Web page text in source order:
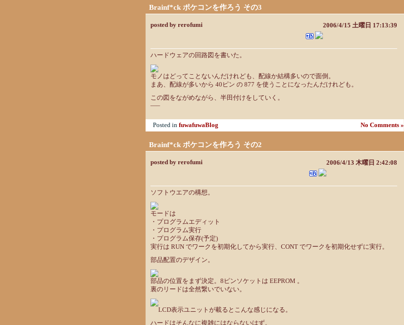
Brainf*ck ポケコンを作ろう その3
posted by rerofumi 2006/4/15 土曜日 17:13:39
ハードウェアの回路図を書いた。
モノはどってことないんだけれども、配線か結構多いので面倒。
まあ、配線が多いから 40ピン の 877 を使うことになったんだけれども。
この図をながめながら、半田付けをしていく。
—–
Posted in fuwafuwaBlog No Comments »
Brainf*ck ポケコンを作ろう その2
posted by rerofumi 2006/4/13 木曜日 2:42:08
ソフトウエアの構想。
モードは
・プログラムエディット
・プログラム実行
・プログラム保存(予定)
実行は RUN でワークを初期化してから実行、CONT でワークを初期化せずに実行。
部品配置のデザイン。
部品の位置をまず決定。8ピンソケットは EEPROM 。
裏のリードは全然繋いでいない。
LCD表示ユニットが載るとこんな感じになる。
ハードはそんなに複雑にはならないはず。